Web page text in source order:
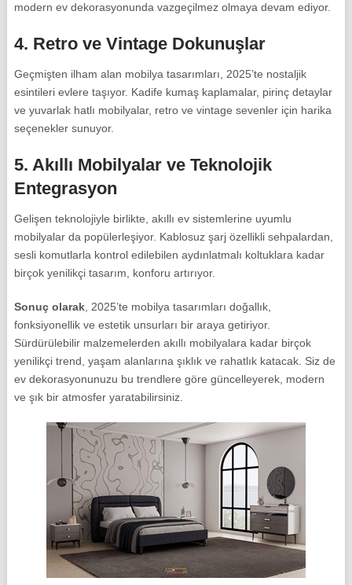
modern ev dekorasyonunda vazgeçilmez olmaya devam ediyor.
4. Retro ve Vintage Dokunuşlar
Geçmişten ilham alan mobilya tasarımları, 2025’te nostaljik
esintileri evlere taşıyor. Kadife kumaş kaplamalar, pirinç detaylar
ve yuvarlak hatlı mobilyalar, retro ve vintage sevenler için harika
seçenekler sunuyor.
5. Akıllı Mobilyalar ve Teknolojik
Entegrasyon
Gelişen teknolojiyle birlikte, akıllı ev sistemlerine uyumlu
mobilyalar da popülerleşiyor. Kablosuz şarj özellikli sehpalardan,
sesli komutlarla kontrol edilebilen aydınlatmalı koltuklara kadar
birçok yenilikçi tasarım, konforu artırıyor.
Sonuç olarak, 2025’te mobilya tasarımları doğallık,
fonksiyonellik ve estetik unsurları bir araya getiriyor.
Sürdürülebilir malzemelerden akıllı mobilyalara kadar birçok
yenilikçi trend, yaşam alanlarına şıklık ve rahatlık katacak. Siz de
ev dekorasyonunuzu bu trendlere göre güncelleyerek, modern
ve şık bir atmosfer yaratabilirsiniz.